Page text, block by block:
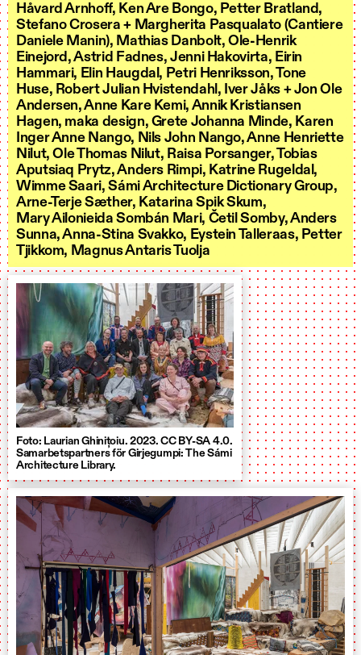
Håvard Arnhoff, Ken Are Bongo, Petter Bratland,
Stefano Crosera + Margherita Pasqualato (Cantiere
Daniele Manin), Mathias Danbolt, Ole-Henrik
Einejord, Astrid Fadnes, Jenni Hakovirta, Eirin
Hammari, Elin Haugdal, Petri Henriksson, Tone
Huse, Robert Julian Hvistendahl, Iver Jåks + Jon Ole
Andersen, Anne Kare Kemi, Annik Kristiansen
Hagen, maka design, Grete Johanna Minde, Karen
Inger Anne Nango, Nils John Nango, Anne Henriette
Nilut, Ole Thomas Nilut, Raisa Porsanger, Tobias
Aputsiaq Prytz, Anders Rimpi, Katrine Rugeldal,
Wimme Saari, Sámi Architecture Dictionary Group,
Arne-Terje Sæther, Katarina Spik Skum,
Mary Ailonieida Sombán Mari, Četil Somby, Anders
Sunna, Anna-Stina Svakko, Eystein Talleraas, Petter
Tjikkom, Magnus Antaris Tuolja
Foto: Laurian Ghinițoiu. 2023. CC BY-SA 4.0.
Samarbetspartners för Girjegumpi: The Sámi
Architecture Library.